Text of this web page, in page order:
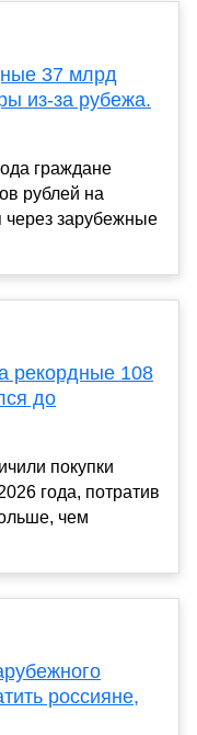
37 млрд
из-за рубежа.
граждане
рублей на
через зарубежные
рекордные 108
до
покупки
года, потратив
чем
россияне,